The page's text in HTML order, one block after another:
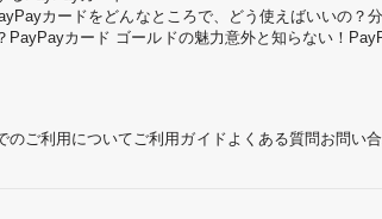
カードをどんなところで、どう使えばいいの？
PayPayカード ゴールドの魅力意外と知らない！
のご利用についてご利用ガイドよくある質問お問い